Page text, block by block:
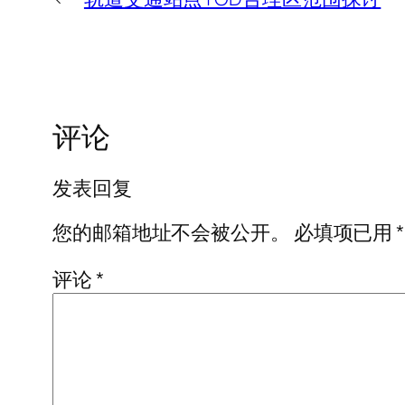
评论
发表回复
您的邮箱地址不会被公开。
必填项已用*
评论*